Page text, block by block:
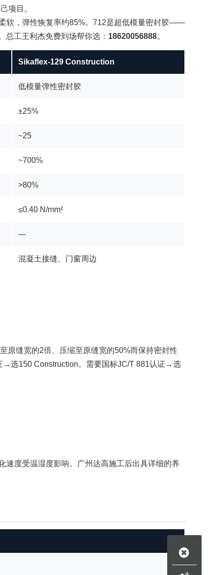
项目。
软，弹性恢复率约85%。712是超低模量密封胶——
工王利杰免费到场帮你选： 18620056888。
Sikaflex-129 Construction
低模量弹性密封胶
±25%
~25
~700%
>80%
≤0.40 N/mm²
—
混凝土接缝、门窗周边
缝宽的2倍、压缩至原缝宽的50%而保持密封性
选150 Construction。需要国标JC/T 881认证→选
度受温湿度影响。广州达高施工后出具详细的养